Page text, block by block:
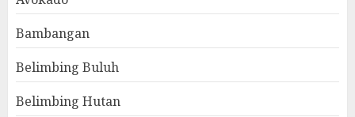
Bambangan
Belimbing Buluh
Belimbing Hutan